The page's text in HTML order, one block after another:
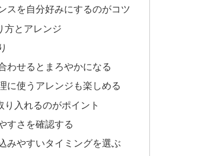
スを自分好みにするのがコツ
方とアレンジ
わせるとまろやかになる
に使うアレンジも楽しめる
入れるのがポイント
すさを確認する
みやすいタイミングを選ぶ